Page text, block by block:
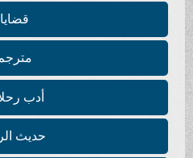
قضايا
مترجم
أدب رحلات
حديث الروح